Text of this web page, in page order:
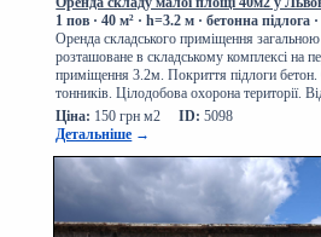
1 пов · 40 м² · h=3.2 м · бетонна підлога
Оренда складського приміщення
розташоване в складському комплексі на
приміщення 3.2м. Покриття підлоги бетон.
тонників. Цілодобова охорона території.
Ціна: 150 грн м2 ID: 5098
Детальніше →